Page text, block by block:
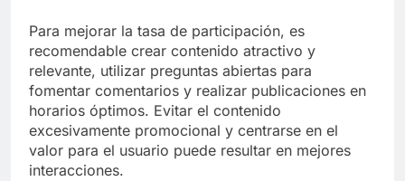
Para mejorar la tasa de participación, es
recomendable crear contenido atractivo y
relevante, utilizar preguntas abiertas para
fomentar comentarios y realizar publicaciones en
horarios óptimos. Evitar el contenido
excesivamente promocional y centrarse en el
valor para el usuario puede resultar en mejores
interacciones.